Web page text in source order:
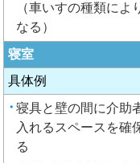
（車いすの種類によ
なる）
寝室
具体例
寝具と壁の間に介助
入れるスペースを確
る